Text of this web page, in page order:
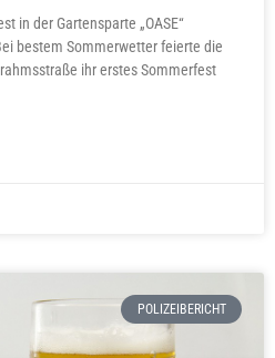
in der Gartensparte „OASE“
bestem Sommerwetter feierte die
ihr erstes Sommerfest
POLIZEIBERICHT